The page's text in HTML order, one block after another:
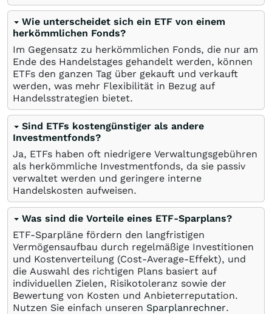
Wie unterscheidet sich ein ETF von einem
herkömmlichen Fonds?
Im Gegensatz zu herkömmlichen Fonds, die nur am
Ende des Handelstages gehandelt werden, können
ETFs den ganzen Tag über gekauft und verkauft
werden, was mehr Flexibilität in Bezug auf
Handelsstrategien bietet.
Sind ETFs kostengünstiger als andere
Investmentfonds?
Ja, ETFs haben oft niedrigere Verwaltungsgebühren
als herkömmliche Investmentfonds, da sie passiv
verwaltet werden und geringere interne
Handelskosten aufweisen.
Was sind die Vorteile eines ETF-Sparplans?
ETF-Sparpläne fördern den langfristigen
Vermögensaufbau durch regelmäßige Investitionen
und Kostenverteilung (Cost-Average-Effekt), und
die Auswahl des richtigen Plans basiert auf
individuellen Zielen, Risikotoleranz sowie der
Bewertung von Kosten und Anbieterreputation.
Nutzen Sie einfach unseren Sparplanrechner.